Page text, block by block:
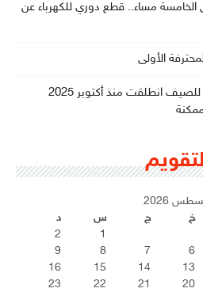
الخامسة مساء.. قطع دوري للكهرباء عن
الأولى
مسؤولة بالستاغ: التحضيرات للصيف انطلقت منذ أكتوبر 2025
2026
خ ج س
د
1
2
6
7
8
9
13
14
15
16
20
21
22
23